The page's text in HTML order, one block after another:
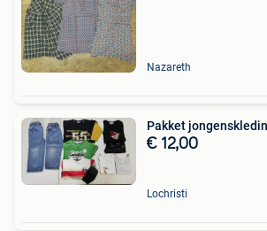
Nazareth
Pakket
€ 12,00
Lochristi